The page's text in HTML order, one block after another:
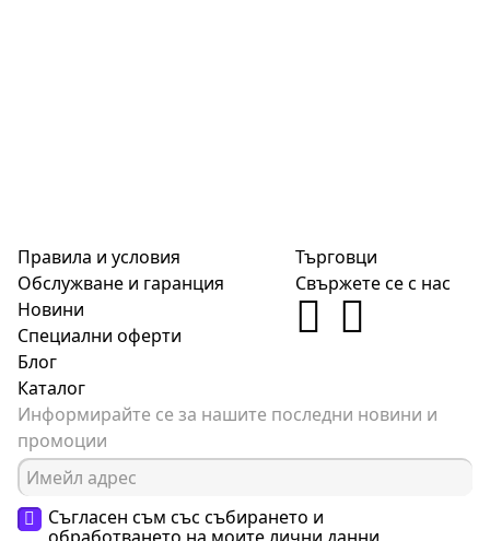
Правила и условия
Обслужване и гаранция
Новини
Специални оферти
Блог
Каталог
Търговци
Свържете се с нас
Информирайте се за нашите последни новини и
промоции
Съгласен съм със събирането и